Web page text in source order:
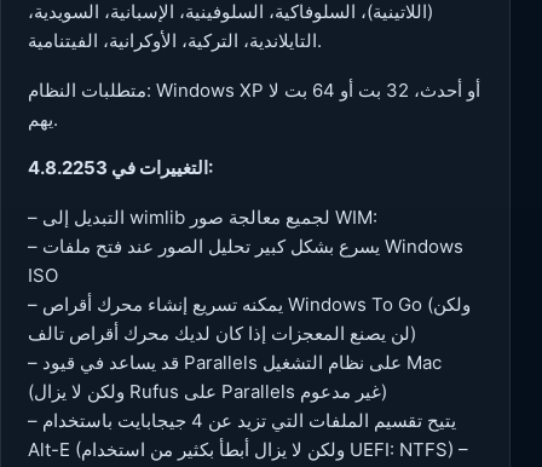
(اللاتينية)، السلوفاكية، السلوفينية، الإسبانية، السويدية،
التايلاندية، التركية، الأوكرانية، الفيتنامية.
متطلبات النظام: Windows XP أو أحدث، 32 بت أو 64 بت لا
يهم.
التغييرات في 4.8.2253:
– التبديل إلى wimlib لجميع معالجة صور WIM:
– يسرع بشكل كبير تحليل الصور عند فتح ملفات Windows
ISO
– يمكنه تسريع إنشاء محرك أقراص Windows To Go (ولكن
لن يصنع المعجزات إذا كان لديك محرك أقراص تالف)
– قد يساعد في قيود Parallels على نظام التشغيل Mac
(ولكن لا يزال Rufus على Parallels غير مدعوم)
– يتيح تقسيم الملفات التي تزيد عن 4 جيجابايت باستخدام
Alt-E (ولكن لا يزال أبطأ بكثير من استخدام UEFI: NTFS) –